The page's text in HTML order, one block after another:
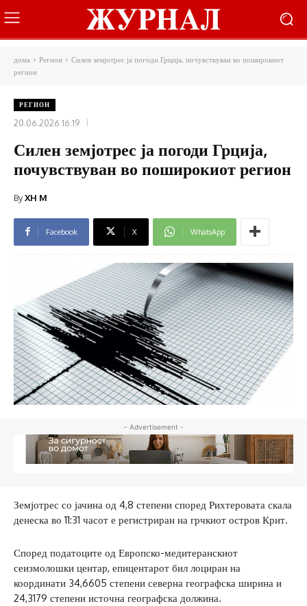
дома Регион
Силен земјотрес ја погоди Грција, почувствуван во поширокиот
регион
РЕГИОН
20.06.2026 16:19
Силен земјотрес ја погоди Грција,
почувствуван во поширокиот регион
ByXH M
Facebook X WhatsApp
- Advertisement -
Земјотрес со јачина од 4,8 степени според Рихтеровата скала
денеска во 11:31 часот е регистриран на грчкиот остров Крит.
Според податоците од Европско-медитеранскиот
сеизмолошки центар, епицентарот бил лоциран на
координати 34,6605 степени северна географска ширина и
24,3179 степени источна географска должина.